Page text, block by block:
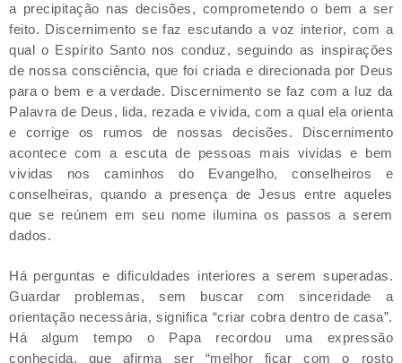
a precipitação nas decisões, comprometendo o bem a ser
feito. Discernimento se faz escutando a voz interior, com a
qual o Espírito Santo nos conduz, seguindo as inspirações
de nossa consciência, que foi criada e direcionada por Deus
para o bem e a verdade. Discernimento se faz com a luz da
Palavra de Deus, lida, rezada e vivida, com a qual ela orienta
e corrige os rumos de nossas decisões. Discernimento
acontece com a escuta de pessoas mais vividas e bem
vividas nos caminhos do Evangelho, conselheiros e
conselheiras, quando a presença de Jesus entre aqueles
que se reúnem em seu nome ilumina os passos a serem
dados.
Há perguntas e dificuldades interiores a serem superadas.
Guardar problemas, sem buscar com sinceridade a
orientação necessária, significa “criar cobra dentro de casa”.
Há algum tempo o Papa recordou uma expressão
conhecida, que afirma ser “melhor ficar com o rosto